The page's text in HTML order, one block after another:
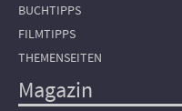
BUCHTIPPS
FILMTIPPS
THEMENSEITEN
Magazin